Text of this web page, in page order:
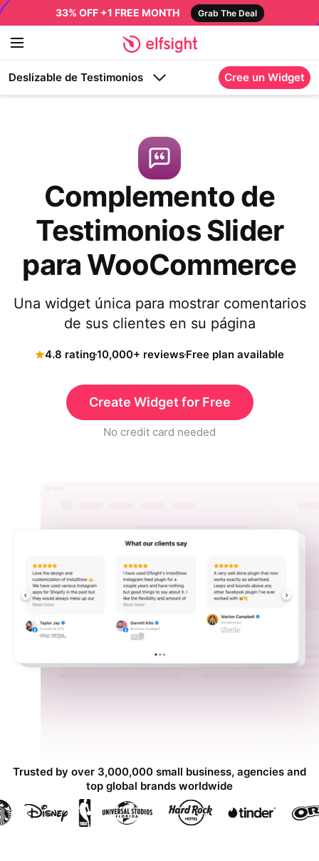
33% OFF +1 FREE MONTH Grab The Deal
Deslizable de Testimonios Cree un Widget
Complemento de
Testimonios Slider
para WooCommerce
Una widget única para mostrar comentarios
de sus clientes en su página
4.8 rating10,000+ reviewsFree plan available
Create Widget for Free
No credit card needed
Trusted by over 3,000,000 small business, agencies and
top global brands worldwide